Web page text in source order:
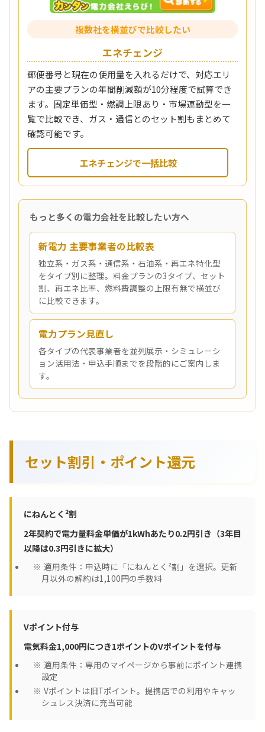
複数社を横並びで比較したい
エネチェンジ
郵便番号と現在の使用量を入れるだけで、対応エリ
アの主要プランの年間削減額が10分程度で試算でき
ます。固定単価型・燃調上限あり・市場連動型を一
覧で比較でき、ガス・通信とのセット割もまとめて
確認可能です。
エネチェンジで一括比較
もっと多くの電力会社を比較したい方へ
新電力 主要事業者の比較表
独立系・ガス系・通信系・石油系・再エネ特化型
をタイプ別に整理。料金プランの3タイプ、セット
割、再エネ比率、燃料費調整の上限有無で横並び
に比較できます。
電力プラン見直し
各タイプの代表事業者を並列展示・シミュレーシ
ョン活用法・申込手順までを段階的にご案内しま
す。
セット割引・ポイント還元
にねんとく²割
2年契約で電力量料金単価が1kWhあたり0.2円引き（3年目
以降は0.3円引きに拡大）
適用条件：申込時に「にねんとく²割」を選択。更新
月以外の解約は1,100円の手数料
Vポイント付与
電気料金1,000円につき1ポイントのVポイントを付与
適用条件：専用のマイページから事前にポイント連携
設定
Vポイントは旧Tポイント。提携店での利用やキャッ
シュレス決済に充当可能